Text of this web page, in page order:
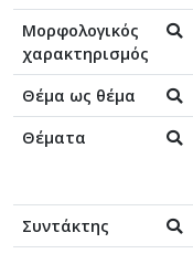
Μορφολογικός
χαρακτηρισμός
Θέμα ως θέμα
Θέματα
Συντάκτης